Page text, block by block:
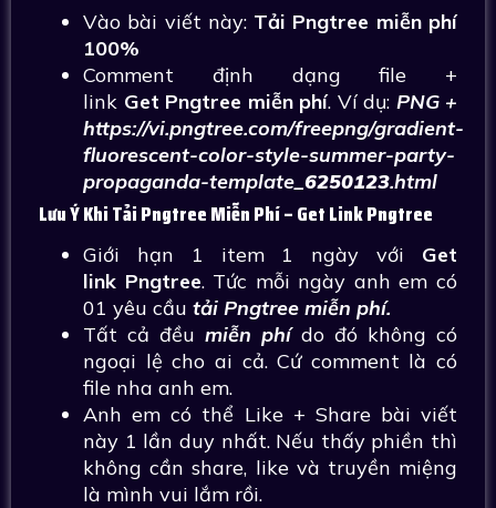
Vào bài viết này: Tải Pngtree miễn phí
100%
Comment định dạng file +
link Get Pngtree miễn phí. Ví dụ: PNG +
https://vi.pngtree.com/freepng/gradient-
fluorescent-color-style-summer-party-
propaganda-template_6250123.html
Lưu Ý Khi Tải Pngtree Miễn Phí – Get Link Pngtree
Giới hạn 1 item 1 ngày với Get
link Pngtree. Tức mỗi ngày anh em có
01 yêu cầu tải Pngtree miễn phí.
Tất cả đều miễn phído đó không có
ngoại lệ cho ai cả. Cứ comment là có
file nha anh em.
Anh em có thể Like + Share bài viết
này 1 lần duy nhất. Nếu thấy phiền thì
không cần share, like và truyền miệng
là mình vui lắm rồi.